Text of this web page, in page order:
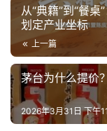
从“典籍”到“餐
划定产业坐标
上一篇
茅台为什么提价？
2026年3月31日 下午